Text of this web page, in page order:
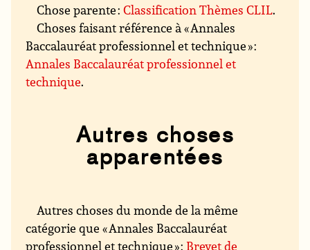
Chose parente :Classification Thèmes CLIL.
Choses faisant référence à « Annales
Baccalauréat professionnel et technique » :
Annales Baccalauréat professionnel et
technique.
Autres choses
apparentées
Autres choses du monde de la même
catégorie que « Annales Baccalauréat
professionnel et technique » : Brevet de